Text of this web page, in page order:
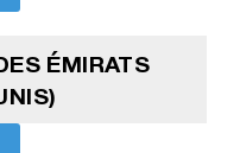
ÉMIRATS